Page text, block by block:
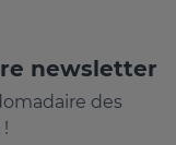
newsletter
des